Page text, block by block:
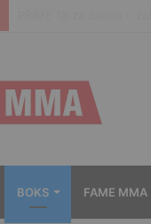
BOKS FAME MMA